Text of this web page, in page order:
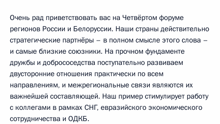
Очень рад приветствовать вас на Четвёртом форуме
регионов России и Белоруссии. Наши страны действительно
стратегические партнёры – в полном смысле этого слова –
и самые близкие союзники. На прочном фундаменте
дружбы и добрососедства поступательно развиваем
двусторонние отношения практически по всем
направлениям, и межрегиональные связи являются их
важнейшей составляющей. Наш пример стимулирует работу
с коллегами в рамках СНГ, евразийского экономического
сотрудничества и ОДКБ.